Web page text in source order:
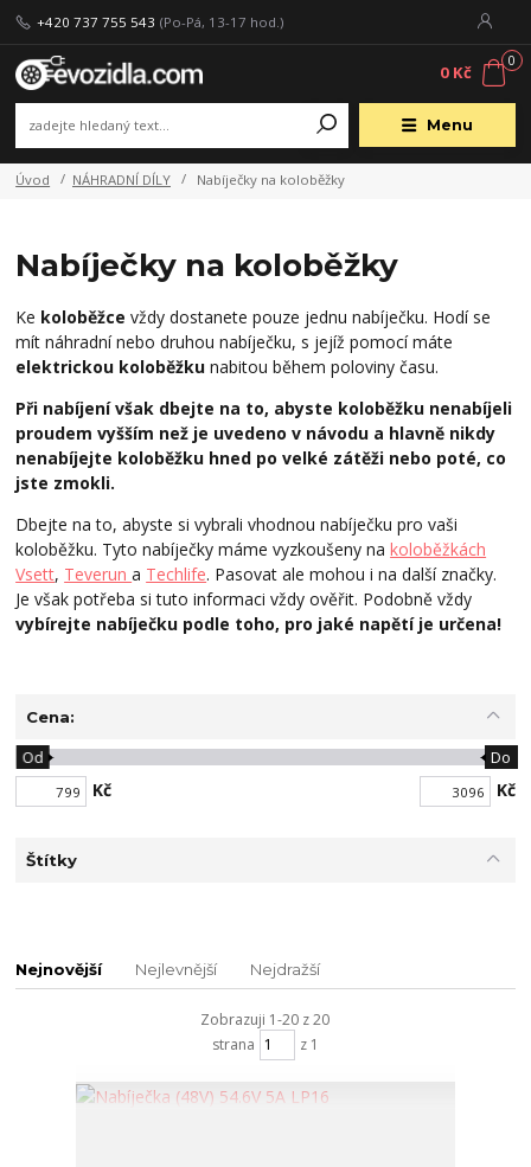
Menu
+420 737 755 543 (Po-Pá, 13-17 hod.)
0
0 Kč
Úvod NÁHRADNÍ DÍLY Nabíječky na koloběžky
Nabíječky na koloběžky
Ke koloběžcevždy dostanete pouze jednu nabíječku. Hodí se
mít náhradní nebo druhou nabíječku, s jejíž pomocí máte
elektrickou koloběžku nabitou během poloviny času.
Při nabíjení však dbejte na to, abyste koloběžku nenabíjeli
proudem vyšším než je uvedeno v návodu a hlavně nikdy
nenabíjejte koloběžku hned po velké zátěži nebo poté, co
jste zmokli.
Dbejte na to, abyste si vybrali vhodnou nabíječku pro vaši
koloběžku. Tyto nabíječky máme vyzkoušeny nakoloběžkách
Vsett, Teveruna Techlife. Pasovat ale mohou i na další značky.
Je však potřeba si tuto informaci vždy ověřit. Podobně vždy
vybírejte nabíječku podle toho, pro jaké napětí je určena!
Cena:
Kč
Od Do
Kč
Štítky
Nejnovější Nejlevnější Nejdražší
Zobrazuji 1-20 z 20
strana
z 1